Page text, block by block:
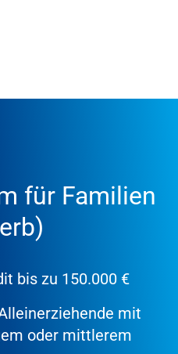
für Familien
bis zu 150.000 €
mit
oder mittlerem